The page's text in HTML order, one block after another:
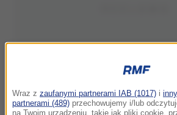
Wraz z zaufanymi partnerami IAB (1017) i
partnerami (489) przechowujemy i/lub
na Twoim urządzeniu, takie jak pliki cookie,